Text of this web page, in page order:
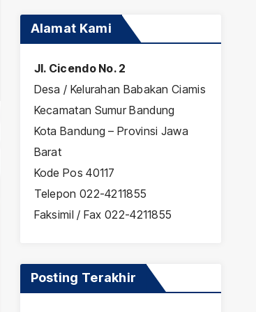
Alamat Kami
Jl. Cicendo No. 2
Desa / Kelurahan Babakan Ciamis
Kecamatan Sumur Bandung
Kota Bandung – Provinsi Jawa
Barat
Kode Pos 40117
Telepon 022-4211855
Faksimil / Fax 022-4211855
Posting Terakhir